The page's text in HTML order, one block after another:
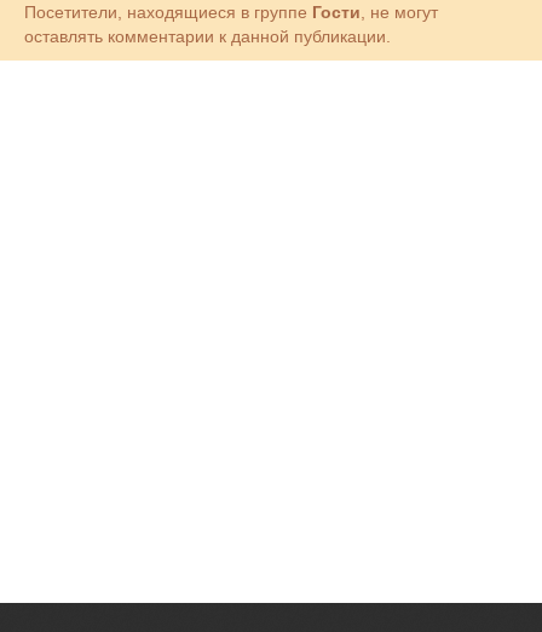
Посетители, находящиеся в группе Гости, не могут
оставлять комментарии к данной публикации.